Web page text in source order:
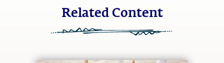
Related Content